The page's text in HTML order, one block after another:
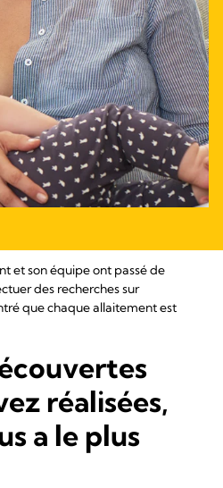
et son équipe ont passé de
des recherches sur
que chaque allaitement est
réalisées,
a le plus